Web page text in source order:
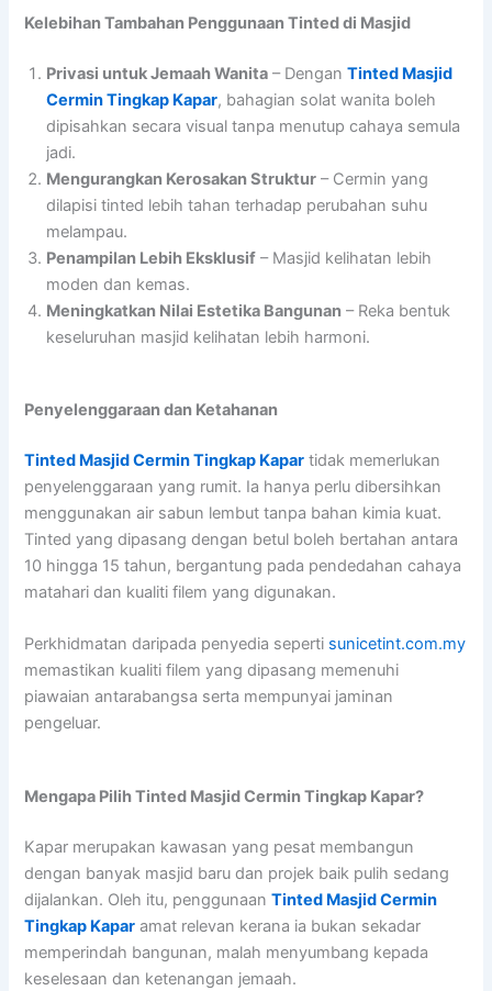
Kelebihan Tambahan Penggunaan Tinted di Masjid
Privasi untuk Jemaah Wanita – DenganTinted Masjid
Cermin Tingkap Kapar, bahagian solat wanita boleh
dipisahkan secara visual tanpa menutup cahaya semula
jadi.
Mengurangkan Kerosakan Struktur – Cermin yang
dilapisi tinted lebih tahan terhadap perubahan suhu
melampau.
Penampilan Lebih Eksklusif – Masjid kelihatan lebih
moden dan kemas.
Meningkatkan Nilai Estetika Bangunan – Reka bentuk
keseluruhan masjid kelihatan lebih harmoni.
Penyelenggaraan dan Ketahanan
Tinted Masjid Cermin Tingkap Kapar tidak memerlukan
penyelenggaraan yang rumit. Ia hanya perlu dibersihkan
menggunakan air sabun lembut tanpa bahan kimia kuat.
Tinted yang dipasang dengan betul boleh bertahan antara
10 hingga 15 tahun, bergantung pada pendedahan cahaya
matahari dan kualiti filem yang digunakan.
Perkhidmatan daripada penyedia seperti sunicetint.com.my
memastikan kualiti filem yang dipasang memenuhi
piawaian antarabangsa serta mempunyai jaminan
pengeluar.
Mengapa Pilih Tinted Masjid Cermin Tingkap Kapar?
Kapar merupakan kawasan yang pesat membangun
dengan banyak masjid baru dan projek baik pulih sedang
dijalankan. Oleh itu, penggunaanTinted Masjid Cermin
Tingkap Kapar amat relevan kerana ia bukan sekadar
memperindah bangunan, malah menyumbang kepada
keselesaan dan ketenangan jemaah.